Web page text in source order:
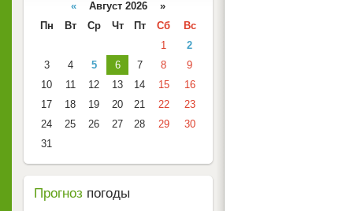
« Август 2026 »
Пн
Вт Ср Чт Пт Сб
Вс
1
2
3
4 5 6 7 8
9
10
11 12 13 14 15
16
17
18 19 20 21 22
23
24
25 26 27 28 29
30
31
Прогноз погоды